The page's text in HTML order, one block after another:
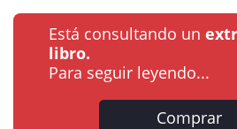
Está consultando un
libro.
Para seguir leyendo...
Comprar